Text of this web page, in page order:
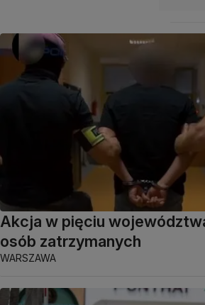
Akcja w pięciu
osób zatrzymanych
WARSZAWA